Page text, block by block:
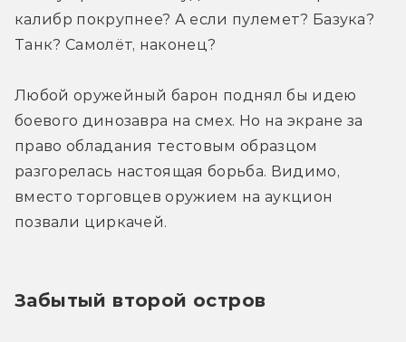
калибр покрупнее? А если пулемет? Базука?
Танк? Самолёт, наконец?
Любой оружейный барон поднял бы идею
боевого динозавра на смех. Но на экране за
право обладания тестовым образцом
разгорелась настоящая борьба. Видимо,
вместо торговцев оружием на аукцион
позвали циркачей.
Забытый второй остров